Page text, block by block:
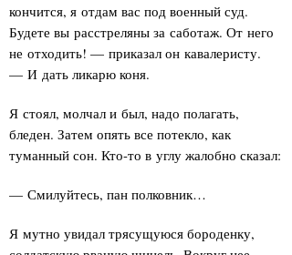
кончится, я отдам вас под военный суд.
Будете вы расстреляны за саботаж. От него
не отходить! — приказал он кавалеристу.
— И дать ликарю коня.
Я стоял, молчал и был, надо полагать,
бледен. Затем опять все потекло, как
туманный сон. Кто-то в углу жалобно сказал:
— Смилуйтесь, пан полковник…
Я мутно увидал трясущуюся бороденку,